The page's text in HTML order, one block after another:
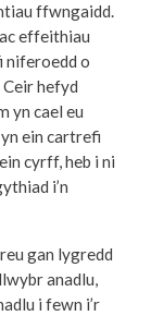
ffwngaidd.
effeithiau
niferoedd o
hefyd
yn cael eu
ein cartrefi
cyrff, heb i ni
i’n
gan lygredd
anadlu,
i fewn i’r